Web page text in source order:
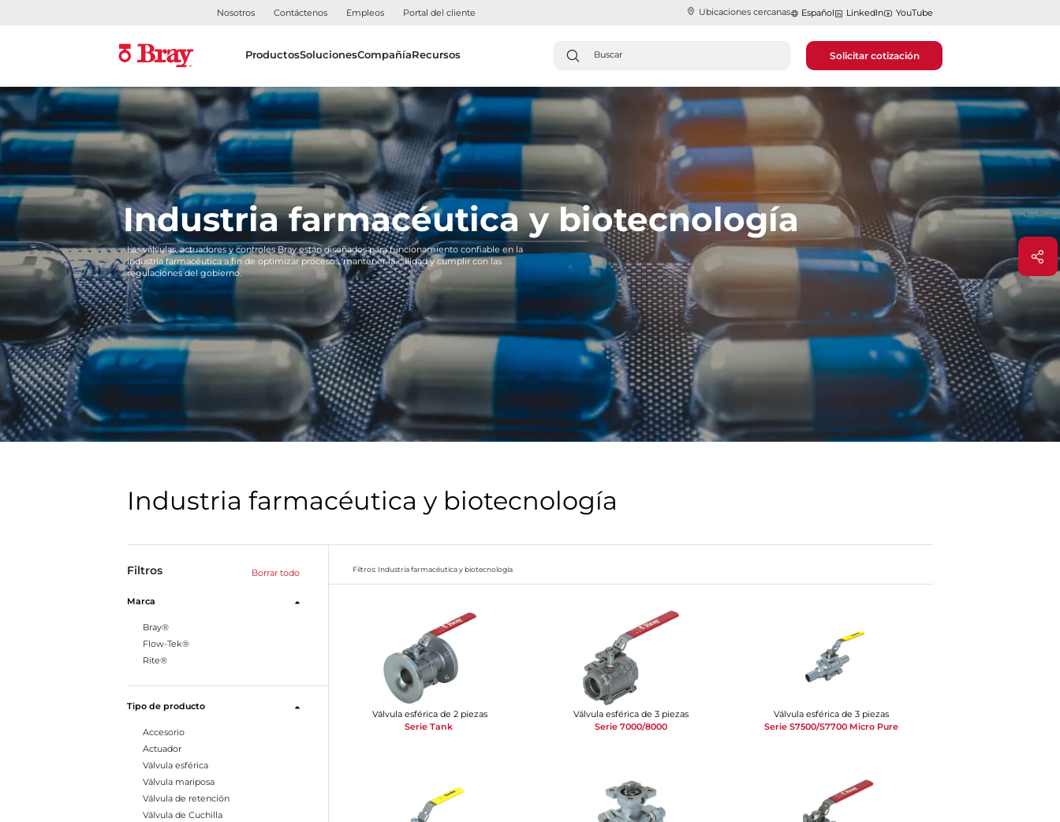
Nosotros Contáctenos Empleos Portal del cliente Ubicaciones cercanas Español LinkedIn YouTube
ProductosSolucionesCompañíaRecursos Solicitar cotización
Industria farmacéutica y biotecnología
Las válvulas, actuadores y controles Bray están diseñados para funcionamiento confiable en la
industria farmacéutica a fin de optimizar procesos, mantener la calidad y cumplir con las
regulaciones del gobierno.
Industria farmacéutica y biotecnología
Filtros Borrar todo
Marca
Bray®
Flow-Tek®
Rite®
Tipo de producto
Accesorio
Actuador
Válvula esférica
Válvula mariposa
Válvula de retención
Válvula de Cuchilla
Filtros: Industria farmacéutica y biotecnología
Válvula esférica de 2 piezas
Serie Tank
Válvula esférica de 3 piezas
Serie 7000/8000
Válvula esférica de 3 piezas
Serie S7500/S7700 Micro Pure